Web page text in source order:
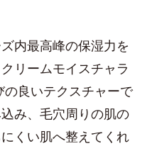
内最高峰の保湿力を
リームモイスチャラ
良いテクスチャーで
み、毛穴周りの肌の
くい肌へ整えてくれ